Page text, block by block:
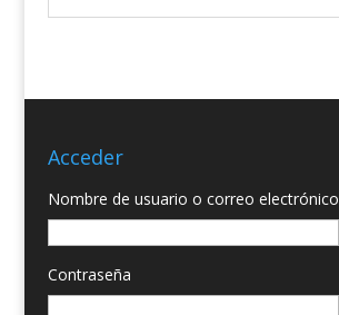
Acceder
Nombre de usuario o correo electrónico
Contraseña